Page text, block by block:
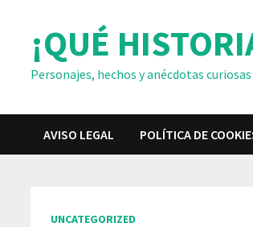
contenido¡QUÉ
Personajes, hechos y anécdotas
AVISO LEGAL POLÍTICA DE
UNCATEGORIZED